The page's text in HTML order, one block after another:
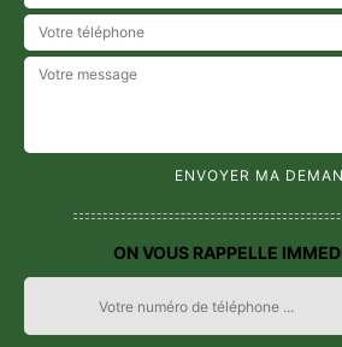
ON VOUS RAPPELLE